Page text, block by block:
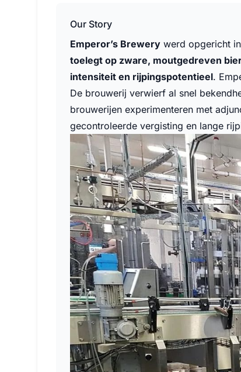
Our Story
Emperor’s Brewery werd opgericht
toelegt op zware, moutgedreven
intensiteit en rijpingspotentieel.
De brouwerij verwierf al snel
brouwerijen experimenteren met
gecontroleerde vergisting en lange